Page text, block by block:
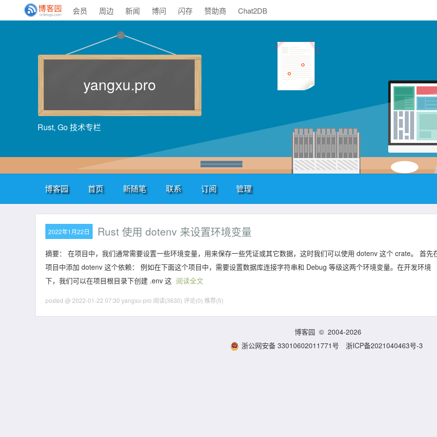
会员 周边 新闻 博问 闪存 赞助商 Chat2DB
yangxu.pro
Rust, Go 技术专栏
博客园 首页 新随笔 联系 订阅 管理
2022年1月22日 Rust 使用 dotenv 来设置环境变量
摘要： 在项目中，我们通常需要设置一些环境变量，用来保存一些凭证或其它数据，这时我们可以使用 dotenv 这个 crate。 首先
项目中添加 dotenv 这个依赖： 例如在下面这个项目中，需要设置数据库连接字符串和 Debug 等级这两个环境变量。在开发环境
下，我们可以在项目根目录下创建 .env 这 阅读全文
posted @ 2022-01-22 07:30 yangxu-pro 阅读(3630) 评论(0) 推荐(5)
博客园 © 2004-2026
浙公网安备 33010602011771号
浙ICP备2021040463号-3